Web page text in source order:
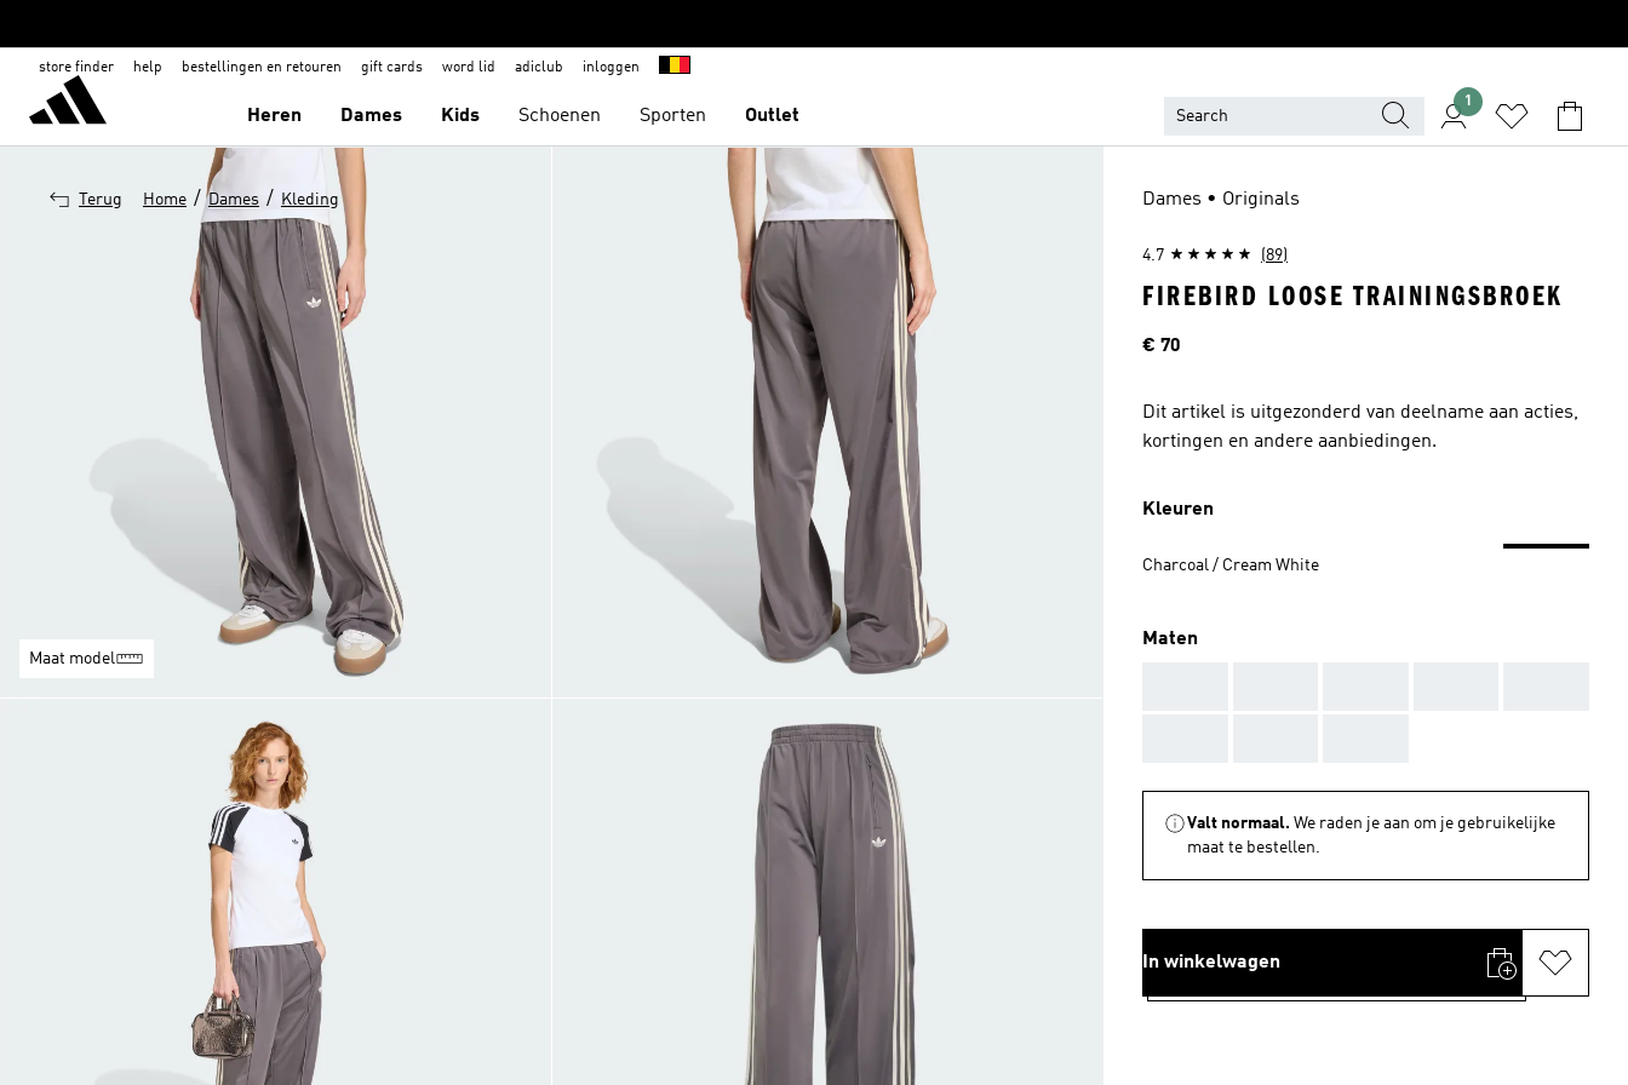
store finder help bestellingen en retouren gift cards word lid adiclub inloggen
Heren Dames Kids Schoenen Sporten Outlet
1
Terug Home / Dames / Kleding
Maat model
Dames • Originals
4.7 (89)
FIREBIRD LOOSE TRAININGSBROEK
Price
€ 70
Dit artikel is uitgezonderd van deelname aan acties,
kortingen en andere aanbiedingen.
Kleuren
Charcoal / Cream White
Maten
Valt normaal. We raden je aan om je gebruikelijke
maat te bestellen.
In winkelwagen